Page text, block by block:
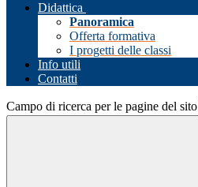
Didattica
Panoramica
Offerta formativa
I progetti delle classi
Info utili
Contatti
Campo di ricerca per le pagine del sito